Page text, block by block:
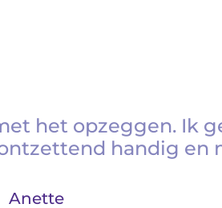
het opzeggen. Ik
handig en
Anette